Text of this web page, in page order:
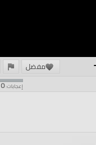
مفضل
إعجابات:0